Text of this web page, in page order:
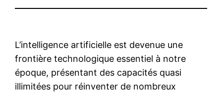
L’intelligence artificielle est devenue une
frontière technologique essentiel à notre
époque, présentant des capacités quasi
illimitées pour réinventer de nombreux